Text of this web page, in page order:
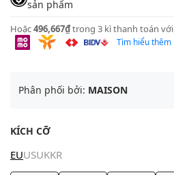
sản phẩm
Hoặc496,667₫trong 3 kì thanh toán với
Tìm hiểu thêm
Phân phối bởi: MAISON
KÍCH CỠ
EUUSUKKR